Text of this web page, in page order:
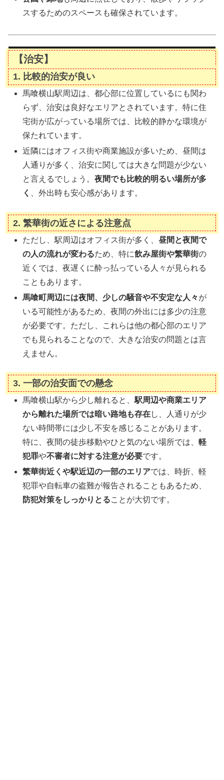
スするためのスペースも確保されています。
【治安】
1. 比較的治安が良い
馬喰横山駅周辺は、都心部に位置しているにも関わ
らず、治安は良好なエリアとされています。特に住
宅街が広がっている場所では、比較的静かな環境が
保たれています。
近隣にはオフィス街や商業施設が多いため、昼間は
人通りが多く、治安に関しては大きな問題が少ない
と言えるでしょう。夜間でも比較的明るい場所が多
く
、外出時も安心感があります。
2. 繁華街の近さによる注意点
ただし、駅周辺はオフィス街が多く、昼間と夜間で
の人の流れが変わるため、特に飲み屋街や繁華街の
近くでは、夜遅くに酔っ払っている人々が見られる
こともあります。
馬喰町周辺には夜間、少しの騒音や不安定な人々が
いる可能性があるため、夜間の外出には多少の注意
が必要です。ただし、これらは他の都心部のエリア
でも見られることなので、大きな治安の問題とは言
えません。
3. 一部の治安面での懸念
馬喰横山駅から少し離れると、駅周辺や商業エリア
から離れた場所では暗い路地も存在し、人通りが少
ない時間帯には少し不安を感じることがあります。
特に、夜間の徒歩移動やひと気のない場所では、軽
犯罪や不審者に対する注意が必要です。
繁華街近くや駅近辺の一部のエリアでは、時折、軽
犯罪や自転車の盗難が報告されることもあるため、
防犯対策をしっかりとることが大切です。